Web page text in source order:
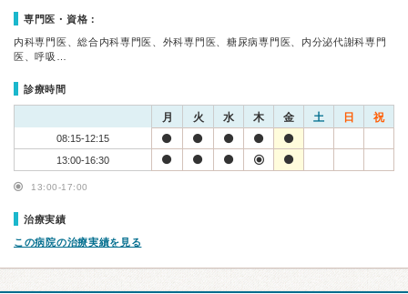
専門医・資格：
内科専門医、総合内科専門医、外科専門医、糖尿病専門医、内分泌代謝科専門
医、呼吸…
診療時間
月 火 水 木 金 土 日 祝
08:15-12:15
13:00-16:30
13:00-17:00
治療実績
この病院の治療実績を見る